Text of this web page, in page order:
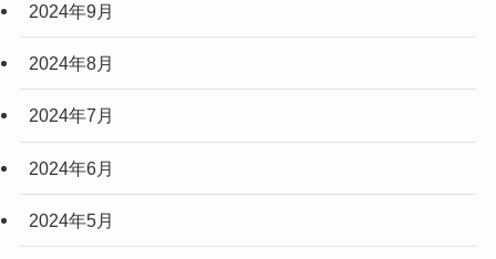
2024年9月
2024年8月
2024年7月
2024年6月
2024年5月